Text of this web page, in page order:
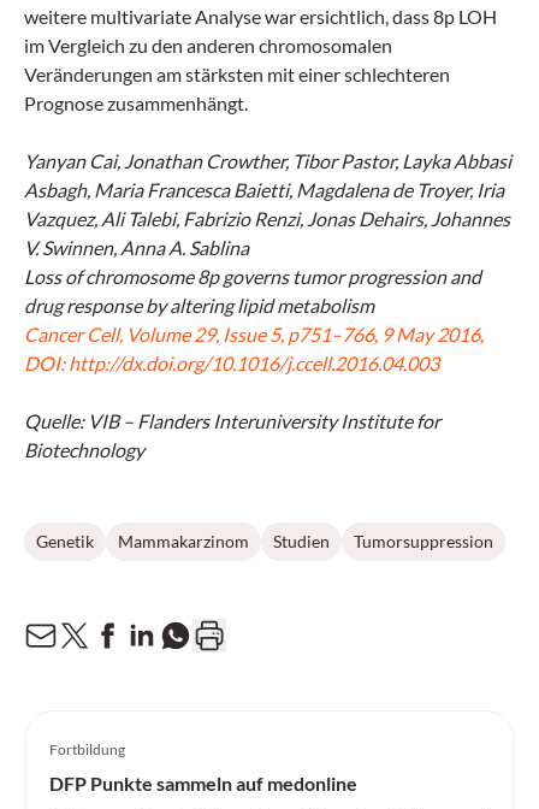
weitere multivariate Analyse war ersichtlich, dass 8p LOH
im Vergleich zu den anderen chromosomalen
Veränderungen am stärksten mit einer schlechteren
Prognose zusammenhängt.
Yanyan Cai, Jonathan Crowther, Tibor Pastor, Layka Abbasi
Asbagh, Maria Francesca Baietti, Magdalena de Troyer, Iria
Vazquez, Ali Talebi, Fabrizio Renzi, Jonas Dehairs, Johannes
V. Swinnen, Anna A. Sablina
Loss of chromosome 8p governs tumor progression and
drug response by altering lipid metabolism
Cancer Cell, Volume 29, Issue 5, p751–766, 9 May 2016,
DOI: http://dx.doi.org/10.1016/j.ccell.2016.04.003
Quelle: VIB – Flanders Interuniversity Institute for
Biotechnology
Genetik Mammakarzinom Studien Tumorsuppression
Fortbildung
DFP Punkte sammeln auf medonline